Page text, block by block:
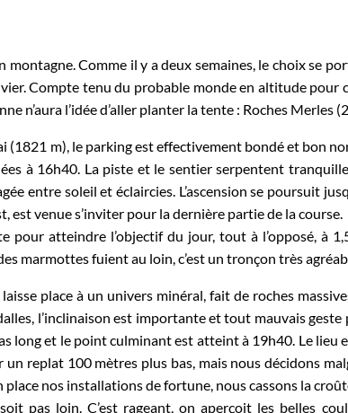
Comme il y a deux semaines, le choix se
Compte tenu du probable monde en altitude pour
n’aura l’idée d’aller planter la tente : Roches Merles
(1821 m), le parking est effectivement bondé et bon
à 16h40. La piste et le sentier serpentent
entre soleil et éclaircies. L’ascension se poursuit
est venue s’inviter pour la dernière partie de la course.
atteindre l’objectif du jour, tout à l’opposé, à
marmottes fuient au loin, c’est un tronçon très
place à un univers minéral, fait de roches
l’inclinaison est importante et tout mauvais
long et le point culminant est atteint à 19h40. Le lieu
replat 100 mètres plus bas, mais nous décidons
nos installations de fortune, nous cassons la
pas loin. C’est rageant, on aperçoit les belles